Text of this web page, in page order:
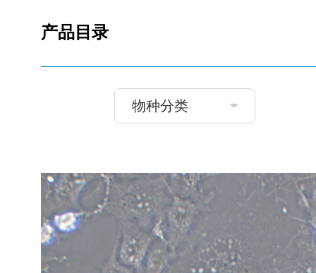
产品目录
物种分类